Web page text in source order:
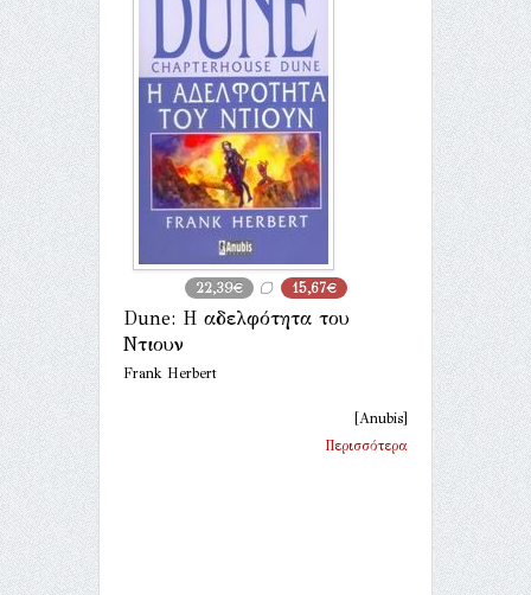
22,39€ 15,67€
Dune: Η αδελφότητα του
Ντιουν
Frank Herbert
[Anubis]
Περισσότερα